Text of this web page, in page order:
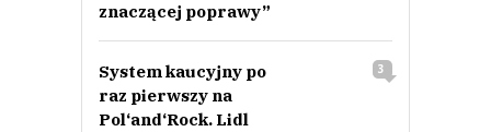
znaczącej poprawy”
System kaucyjny po
raz pierwszy na
Pol‘and‘Rock. Lidl
3